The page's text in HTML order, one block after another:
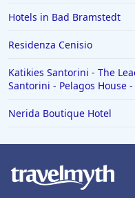
Hotels auf Malta
Hotels in Bad Bramstedt
Residenza Cenisio
Katikies Santorini - The
Santorini - Pelagos House
Nerida Boutique Hotel